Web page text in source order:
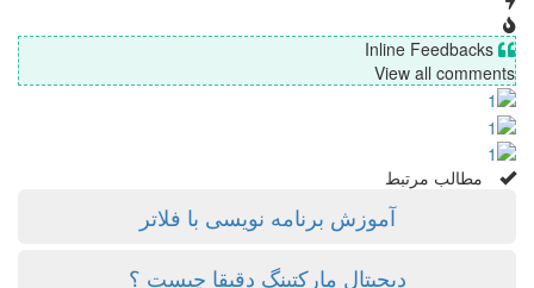
Inline Feedbacks
View all comments
مطالب مرتبط
آموزش برنامه نویسی با فلاتر
دیجیتال مارکتینگ دقیقا چیست ؟